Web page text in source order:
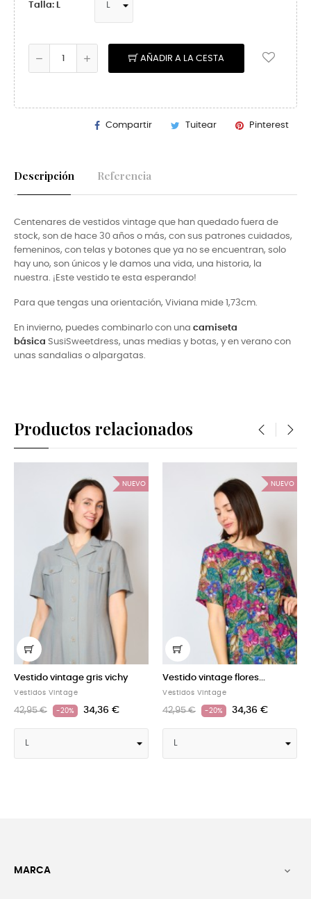
Talla: L
AÑADIR A LA CESTA
Compartir Tuitear Pinterest
Descripción Referencia
Centenares de vestidos vintage que han quedado fuera de
stock, son de hace 30 años o más, con sus patrones cuidados,
femeninos, con telas y botones que ya no se encuentran, solo
hay uno, son únicos y le damos una vida, una historia, la
nuestra. ¡Este vestido te esta esperando!
Para que tengas una orientación, Viviana mide 1,73cm.
En invierno, puedes combinarlo con una camiseta
básica SusiSweetdress, unas medias y botas, y en verano con
unas sandalias o alpargatas.
Productos relacionados
NUEVO
Vestido vintage gris vichy
Vestidos Vintage
42,95 € -20% 34,36 €
NUEVO
Vestido vintage flores...
Vestidos Vintage
42,95 € -20% 34,36 €
MARCA 